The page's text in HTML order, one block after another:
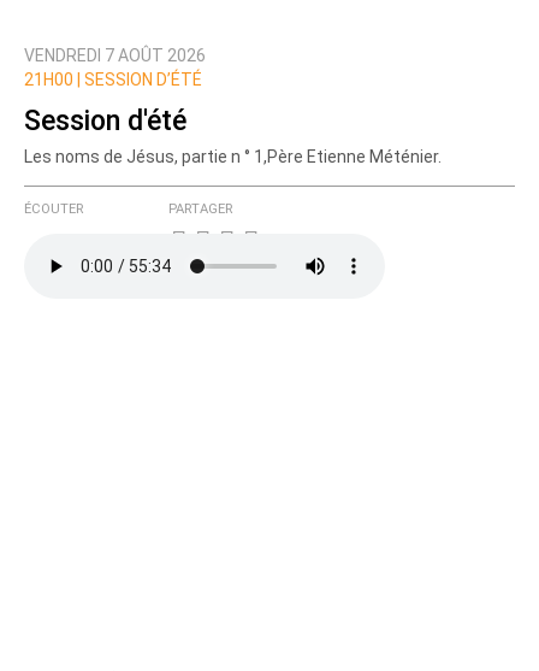
Nom
Courriel (non publié)
Ajoutez votre commentaire ici
VENDREDI 7 AOÛT 2026
21H00 |
SESSION D’ÉTÉ
Session d'été
Les noms de Jésus, partie n ° 1,Père Etienne Méténier.
ÉCOUTER PARTAGER